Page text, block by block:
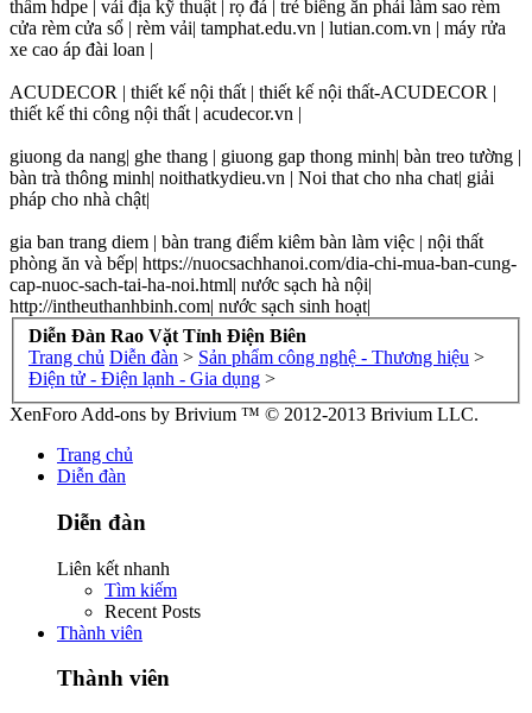
thấm hdpe | vải địa kỹ thuật | rọ đá | trẻ biếng ăn phải làm sao rèm
cửa rèm cửa sổ | rèm vải| tamphat.edu.vn | lutian.com.vn | máy rửa
xe cao áp đài loan |
ACUDECOR | thiết kế nội thất | thiết kế nội thất-ACUDECOR |
thiết kế thi công nội thất | acudecor.vn |
giuong da nang| ghe thang | giuong gap thong minh| bàn treo tường |
bàn trà thông minh| noithatkydieu.vn | Noi that cho nha chat| giải
pháp cho nhà chật|
gia ban trang diem | bàn trang điểm kiêm bàn làm việc | nội thất
phòng ăn và bếp| https://nuocsachhanoi.com/dia-chi-mua-ban-cung-
cap-nuoc-sach-tai-ha-noi.html| nước sạch hà nội|
http://intheuthanhbinh.com| nước sạch sinh hoạt|
Diễn Đàn Rao Vặt Tỉnh Điện Biên
Trang chủ Diễn đàn > Sản phẩm công nghệ - Thương hiệu >
Điện tử - Điện lạnh - Gia dụng >
XenForo Add-ons by Brivium ™ © 2012-2013 Brivium LLC.
Trang chủ
Diễn đàn
Diễn đàn
Liên kết nhanh
Tìm kiếm
Recent Posts
Thành viên
Thành viên